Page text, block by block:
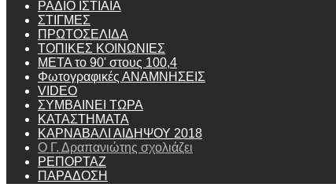
ΡΑΔΙΟ ΙΣΤΙΑΙΑ
ΣΤΙΓΜΕΣ
ΠΡΩΤΟΣΕΛΙΔΑ
ΤΟΠΙΚΕΣ ΚΟΙΝΩΝΙΕΣ
ΜΕΤΑ το 90' στους 100,4
Φωτογραφικές ΑΝΑΜΝΗΣΕΙΣ
VIDEO
ΣΥΜΒΑΙΝΕΙ ΤΩΡΑ
ΚΑΤΑΣΤΗΜΑΤΑ
ΚΑΡΝΑΒΑΛΙ ΑΙΔΗΨΟΥ 2018
Ο Γ. Δραπανιώτης σχολιάζει
ΡΕΠΟΡΤΑΖ
ΠΑΡΑΔΟΣΗ